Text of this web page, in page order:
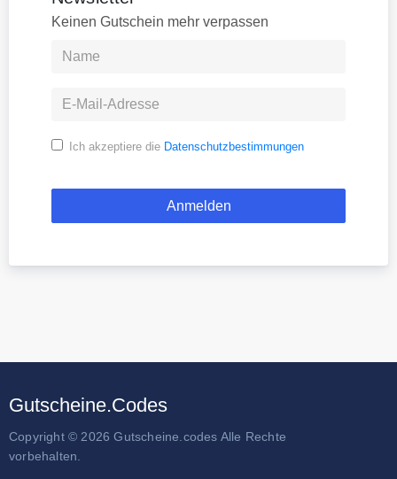
Keinen Gutschein mehr verpassen
Ich akzeptiere die Datenschutzbestimmungen
Gutscheine.Codes
Copyright © 2026 Gutscheine.codes Alle Rechte
vorbehalten.